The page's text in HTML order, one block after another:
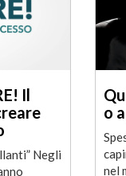
Il
Negli
o
nel